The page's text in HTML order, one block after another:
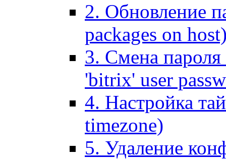
2. Обновление
packages on
3. Смена пароля
'bitrix' user
4. Настройка
timezone)
5. Удаление